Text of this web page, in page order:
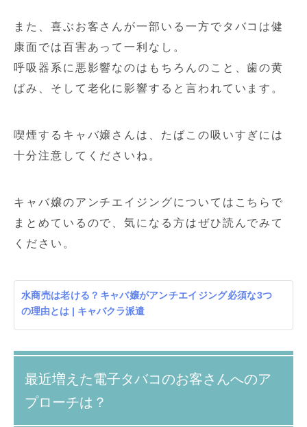
また、喜ぶお客さんが一部いる一方でタバコは健
康面では百害あって一利なし。
呼吸器系に悪影響なのはもちろんのこと、歯の黄
ばみ、そして老化に影響すると言われています。
喫煙するキャバ嬢さんは、たばこの吸いすぎには
十分注意してくださいね。
キャバ嬢のアンチエイジングについてはこちらで
まとめているので、気になる方はぜひ読んでみて
ください。
水商売は老ける？キャバ嬢がアンチエイジング必須な3つ
の理由とは | キャバクラ派遣
最近増えた電子タバコのお客さんへのア
プローチは？